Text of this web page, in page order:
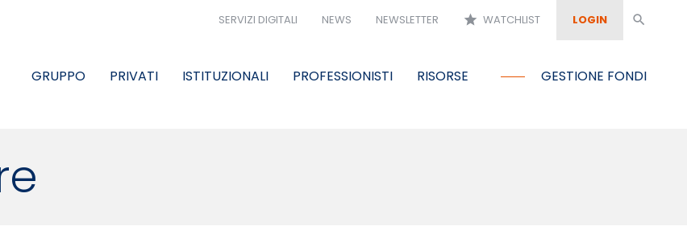
SERVIZI DIGITALI NEWS NEWSLETTER star WATCHLIST LOGIN search
GRUPPO PRIVATI ISTITUZIONALI PROFESSIONISTI RISORSE GESTIONE FONDI